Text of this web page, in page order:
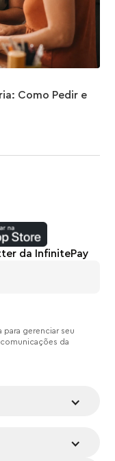
Como Pedir e
da InfinitePay
gerenciar seu
da